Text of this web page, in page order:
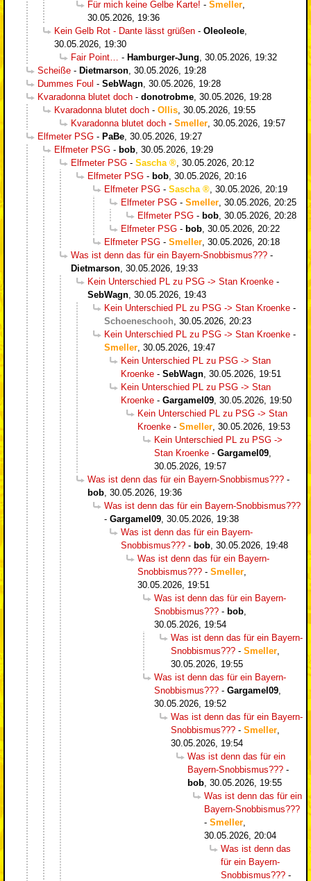
Für mich keine Gelbe Karte! - Smeller
30.05.2026, 19:36
Kein Gelb Rot - Dante lässt grüßen - Oleoleole
30.05.2026, 19:30
Fair Point…
- Hamburger-Jung 30.05.2026, 19:32
Scheiße - Dietmarson 30.05.2026, 19:28
Dummes Foul - SebWagn 30.05.2026, 19:28
Kvaradonna blutet doch - donotrobme 30.05.2026, 19:28
Kvaradonna blutet doch - Ollis 30.05.2026, 19:55
Kvaradonna blutet doch - Smeller 30.05.2026, 19:57
Elfmeter PSG - PaBe 30.05.2026, 19:27
Elfmeter PSG - bob 30.05.2026, 19:29
Elfmeter PSG - Sascha
30.05.2026, 20:12
Elfmeter PSG - bob 30.05.2026, 20:16
Elfmeter PSG - Sascha
30.05.2026, 20:19
Elfmeter PSG - Smeller 30.05.2026, 20:25
Elfmeter PSG - bob 30.05.2026, 20:28
Elfmeter PSG - bob 30.05.2026, 20:22
Elfmeter PSG - Smeller 30.05.2026, 20:18
Was ist denn das für ein Bayern-Snobbismus??? -
Dietmarson 30.05.2026, 19:33
Kein Unterschied PL zu PSG -> Stan Kroenke -
SebWagn 30.05.2026, 19:43
Kein Unterschied PL zu PSG -> Stan Kroenke -
Schoeneschooh 30.05.2026, 20:23
Kein Unterschied PL zu PSG -> Stan Kroenke -
Smeller 30.05.2026, 19:47
Kein Unterschied PL zu PSG -> Stan
Kroenke - SebWagn 30.05.2026, 19:51
Kein Unterschied PL zu PSG -> Stan
Kroenke - Gargamel09 30.05.2026, 19:50
Kein Unterschied PL zu PSG -> Stan
Kroenke - Smeller 30.05.2026, 19:53
Kein Unterschied PL zu PSG ->
Stan Kroenke - Gargamel09
30.05.2026, 19:57
Was ist denn das für ein Bayern-Snobbismus??? -
bob 30.05.2026, 19:36
Was ist denn das für ein Bayern-Snobbismus???
- Gargamel09 30.05.2026, 19:38
Was ist denn das für ein Bayern-
Snobbismus??? - bob 30.05.2026, 19:48
Was ist denn das für ein Bayern-
Snobbismus??? - Smeller
30.05.2026, 19:51
Was ist denn das für ein Bayern-
Snobbismus??? - bob
30.05.2026, 19:54
Was ist denn das für ein Bayern-
Snobbismus??? - Smeller
30.05.2026, 19:55
Was ist denn das für ein Bayern-
Snobbismus??? - Gargamel09
30.05.2026, 19:52
Was ist denn das für ein Bayern-
Snobbismus??? - Smeller
30.05.2026, 19:54
Was ist denn das für ein
Bayern-Snobbismus??? -
bob 30.05.2026, 19:55
Was ist denn das für ein
Bayern-Snobbismus???
- Smeller
30.05.2026, 20:04
Was ist denn das
für ein Bayern-
Snobbismus??? -